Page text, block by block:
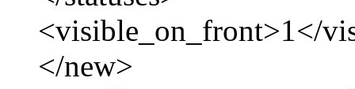
<visible_on_front>1</
</new>